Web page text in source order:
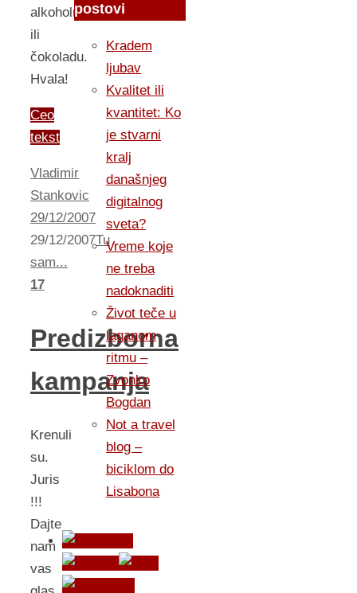
alkoholnog
ili
čokoladu.
Hvala!
Ceo
tekst
Vladimir
Stankovic
29/12/2007
29/12/2007Tu
sam...
17
Predizborna
kampanja
Krenuli
su.
Juris
!!!
Dajte
nam
vas
postovi
Kradem
ljubav
Kvalitet ili
kvantitet: Ko
je stvarni
kralj
današnjeg
digitalnog
sveta?
Vreme koje
ne treba
nadoknaditi
Život teče u
laganom
ritmu –
Zvonko
Bogdan
Not a travel
blog –
biciklom do
Lisabona